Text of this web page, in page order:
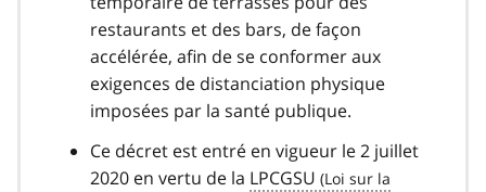
restaurants et des bars, de façon
accélérée, afin de se conformer aux
exigences de distanciation physique
imposées par la santé publique.
Ce décret est entré en vigueur le 2 juillet
2020 en vertu de la LPCGSU